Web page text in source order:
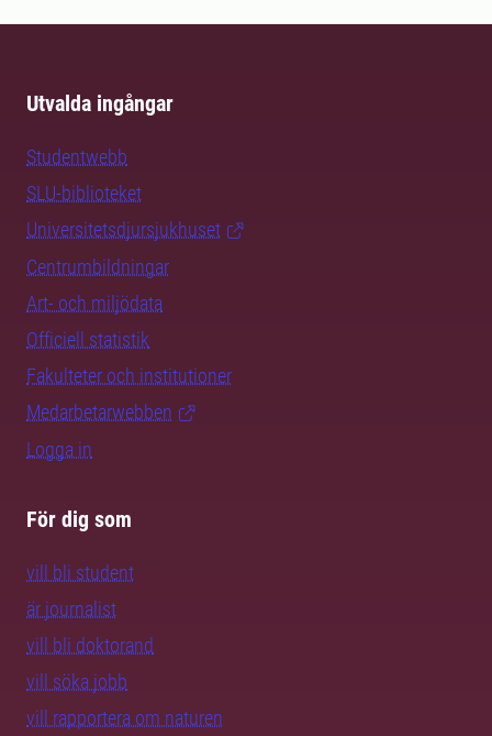
Utvalda ingångar
Studentwebb
SLU-biblioteket
Universitetsdjursjukhuset
Centrumbildningar
Art- och miljödata
Officiell statistik
Fakulteter och institutioner
Medarbetarwebben
Logga in
För dig som
vill bli student
är journalist
vill bli doktorand
vill söka jobb
vill rapportera om naturen